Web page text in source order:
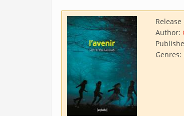
Author:
Genres: